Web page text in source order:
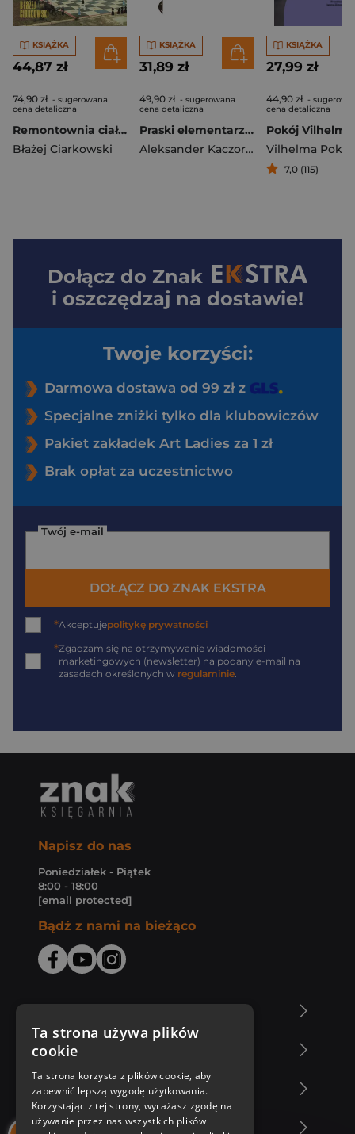
KSIĄŻKA
44,87 zł
74,90 zł - sugerowana
cena detaliczna
Remontownia ciał i dusz. Domy wczasowe i sanatoria w PRL-u
Błażej Ciarkowski
KSIĄŻKA
31,89 zł
49,90 zł - sugerowana
cena detaliczna
Praski elementarz wyd. 4
Aleksander Kaczorowski
KSIĄŻKA
27,99 zł
44,90 zł -
cena detaliczna
Pokój Vilhelma
Vilhelma Pokój
7,0 (115)
Dołącz do Znak
i oszczędzaj na dostawie!
Twoje korzyści:
Darmowa dostawa od 99 zł z
Specjalne zniżki tylko dla klubowiczów
Pakiet zakładek Art Ladies za 1 zł
Brak opłat za uczestnictwo
Twój e-mail
DOŁĄCZ DO ZNAK EKSTRA
*Akceptujępolitykę prywatności
*Zgadzam się na otrzymywanie wiadomości
marketingowych (newsletter) na podany e-mail na
zasadach określonych w regulaminie
Napisz do nas
Poniedziałek - Piątek
8:00 - 18:00
[email protected]
Bądź z nami na bieżąco
Zakupy u nas
Nasza oferta
Nasi autorzy
Ta strona używa plików
cookie
Ta strona korzysta z plików cookie, aby
zapewnić lepszą wygodę użytkowania.
Korzystając z tej strony, wyrażasz zgodę na
używanie przez nas wszystkich plików